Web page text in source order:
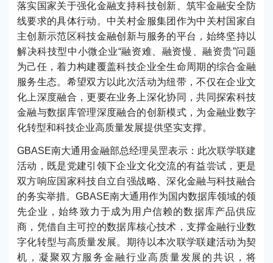
落实国家关于强化金融支持科技创新、筑牢金融安全防
线要求的具体行动。中关村金服集团作为中关村国家自
主创新示范区科技金融创新与服务的平台，始终坚持以
解决科技型中小微企业“融资难、融资慢、融资贵”问题
为己任，着力构建覆盖科技企业全生命周期的综合金融
服务生态。希望双方以此次活动为纽带，不仅在企业文
化上深度融合，更要在业务上深化协同，共同探索科技
金融与数据库管理深度融合的创新模式，为金融业数字
化转型和科技企业高质量发展提供坚实支撑。
GBASE南大通用金融部总经理吴罡表示：此次联学联建
活动，既是党建引领下企业文化交流的有益尝试，更是
双方响应国家科技自立自强战略、深化金融与科技融合
的务实举措。GBASE南大通用作为国内数据库领域的领
先企业，始终致力于成为用户信赖的数据库产品供应
商，凭借自主可控的数据库核心技术，支撑金融行业数
字化转型与高质量发展。期待以本次联学联建活动为契
机，凝聚双方服务金融行业高质量发展的共识，将